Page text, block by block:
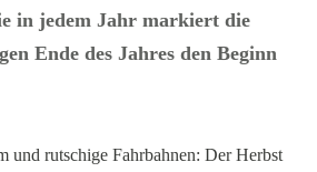
in jedem Jahr markiert die
Ende des Jahres den Beginn
und rutschige Fahrbahnen: Der Herbst